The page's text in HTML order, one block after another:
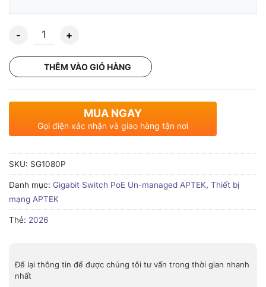
Số lượng
THÊM VÀO GIỎ HÀNG
MUA NGAY
Gọi điện xác nhận và giao hàng tận nơi
SKU: SG1080P
Danh mục: Gigabit Switch PoE Un-managed APTEK, Thiết bị
mạng APTEK
Thẻ: 2026
Để lại thông tin để được chúng tôi tư vấn trong thời gian nhanh
nhất